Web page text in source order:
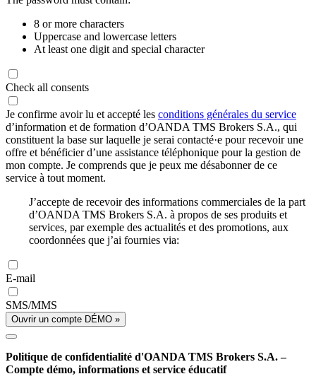
8 or more characters
Uppercase and lowercase letters
At least one digit and special character
Check all consents
Je confirme avoir lu et accepté les conditions générales du service
d’information et de formation d’OANDA TMS Brokers S.A., qui
constituent la base sur laquelle je serai contacté·e pour recevoir une
offre et bénéficier d’une assistance téléphonique pour la gestion de
mon compte. Je comprends que je peux me désabonner de ce
service à tout moment.
J’accepte de recevoir des informations commerciales de la part
d’OANDA TMS Brokers S.A. à propos de ses produits et
services, par exemple des actualités et des promotions, aux
coordonnées que j’ai fournies via:
E-mail
SMS/MMS
Ouvrir un compte DÉMO »
Politique de confidentialité d'OANDA TMS Brokers S.A. –
Compte démo, informations et service éducatif